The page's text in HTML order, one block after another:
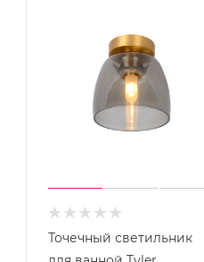
Точечный светильник